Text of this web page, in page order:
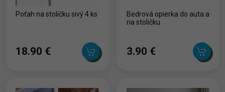
Poťah na stoličku sivý 4 ks
18.90 ‎€
Bedrová opierka do auta a
na stoličku
3.90 ‎€